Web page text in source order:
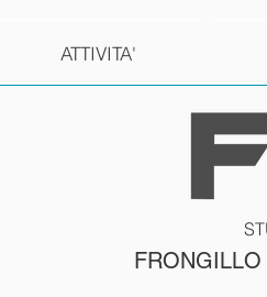
ATTIVITA'